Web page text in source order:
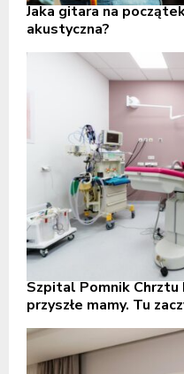
Jaka gitara na
akustyczna?
Szpital Pomnik Chrztu
przyszłe mamy. Tu